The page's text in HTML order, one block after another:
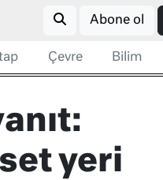
Abone ol
Çevre Bilim
yeri